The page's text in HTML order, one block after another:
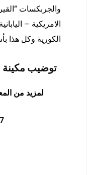
والجربكسات
الامريكية –
الكورية وكل هذا
توضيب مكينة
لمزيد من